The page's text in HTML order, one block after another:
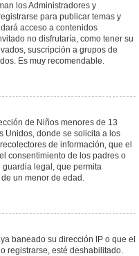
los Administradores y
para publicar temas y
acceso a contenidos
no disfrutaría, como tener su
suscripción a grupos de
Es muy recomendable.
de Niños menores de 13
Unidos, donde se solicita a los
de información, que el
consentimiento de los padres o
legal, que permita
un menor de edad.
baneado su dirección IP o que el
registrarse, esté deshabilitado.